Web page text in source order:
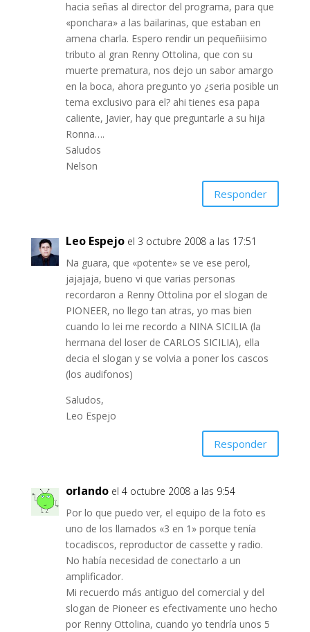
hacia señas al director del programa, para que
«ponchara» a las bailarinas, que estaban en
amena charla. Espero rendir un pequeñiisimo
tributo al gran Renny Ottolina, que con su
muerte prematura, nos dejo un sabor amargo
en la boca, ahora pregunto yo ¿seria posible un
tema exclusivo para el? ahi tienes esa papa
caliente, Javier, hay que preguntarle a su hija
Ronna….
Saludos
Nelson
Responder
Leo Espejo el 3 octubre 2008 a las 17:51
Na guara, que «potente» se ve ese perol,
jajajaja, bueno vi que varias personas
recordaron a Renny Ottolina por el slogan de
PIONEER, no llego tan atras, yo mas bien
cuando lo lei me recordo a NINA SICILIA (la
hermana del loser de CARLOS SICILIA), ella
decia el slogan y se volvia a poner los cascos
(los audifonos)
Saludos,
Leo Espejo
Responder
orlando el 4 octubre 2008 a las 9:54
Por lo que puedo ver, el equipo de la foto es
uno de los llamados «3 en 1» porque tenía
tocadiscos, reproductor de cassette y radio.
No había necesidad de conectarlo a un
amplificador.
Mi recuerdo más antiguo del comercial y del
slogan de Pioneer es efectivamente uno hecho
por Renny Ottolina, cuando yo tendría unos 5